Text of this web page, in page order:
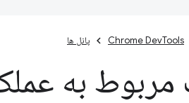
Chrome DevTools پانل ها
به